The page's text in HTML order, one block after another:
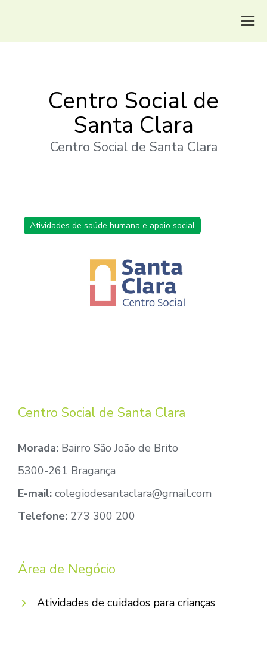
Centro Social de
Santa Clara
Centro Social de Santa Clara
Atividades de saúde humana e apoio social
Centro Social de Santa Clara
Morada: Bairro São João de Brito
5300-261 Bragança
E-mail: colegiodesantaclara@gmail.com
Telefone: 273 300 200
Área de Negócio
Atividades de cuidados para crianças